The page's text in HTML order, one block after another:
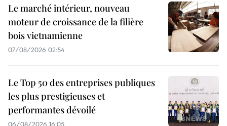
Le marché intérieur, nouveau
moteur de croissance de la filière
bois vietnamienne
07/08/2026 02:54
Le Top 50 des entreprises publiques
les plus prestigieuses et
performantes dévoilé
06/08/2026 16:05